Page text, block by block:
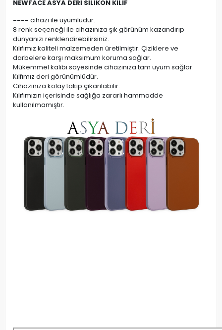
NEWFACE ASYA DERİ SİLİKON KILIF
---- cihazı ile uyumludur.
8 renk seçeneği ile cihazınıza şık görünüm kazandırıp
dünyanızı renklendirebilirsiniz.
Kılıfımız kaliteli malzemeden üretilmiştir. Çiziklere ve
darbelere karşı maksimum koruma sağlar.
Mükemmel kalıbı sayesinde cihazınıza tam uyum sağlar.
Kılfımız deri görünümlüdür.
Cihazınıza kolay takıp çıkarılabilir.
Kılıfımızın içerisinde sağlığa zararlı hammadde
kullanılmamıştır.